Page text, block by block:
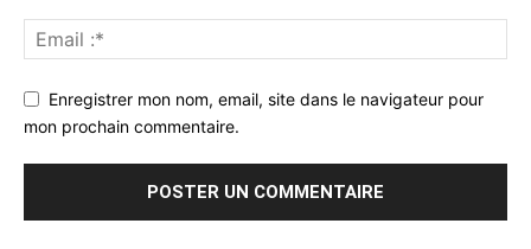
Enregistrer mon nom, email, site dans le navigateur pour
mon prochain commentaire.